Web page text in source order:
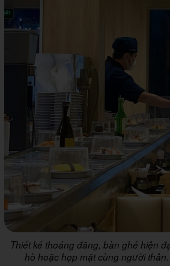
Thiết kế thoáng đãng, bàn ghế hiện
hò hoặc họp mặt cùng người